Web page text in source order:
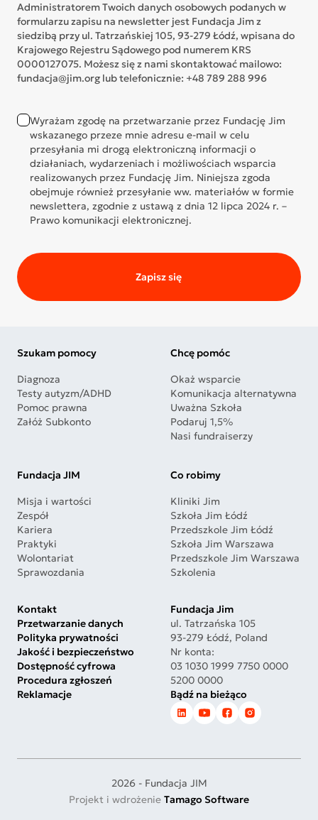
Administratorem Twoich danych osobowych podanych w
formularzu zapisu na newsletter jest Fundacja Jim z
siedzibą przy ul. Tatrzańskiej 105, 93-279 Łódź, wpisana do
Krajowego Rejestru Sądowego pod numerem KRS
0000127075. Możesz się z nami skontaktować mailowo:
fundacja@jim.org lub telefonicznie: +48 789 288 996
Wyrażam zgodę na przetwarzanie przez Fundację Jim
wskazanego przeze mnie adresu e-mail w celu
przesyłania mi drogą elektroniczną informacji o
działaniach, wydarzeniach i możliwościach wsparcia
realizowanych przez Fundację Jim. Niniejsza zgoda
obejmuje również przesyłanie ww. materiałów w formie
newslettera, zgodnie z ustawą z dnia 12 lipca 2024 r. –
Prawo komunikacji elektronicznej.
Zapisz się
Szukam pomocy
Diagnoza
Testy autyzm/ADHD
Pomoc prawna
Załóż Subkonto
Chcę pomóc
Okaż wsparcie
Komunikacja alternatywna
Uważna Szkoła
Podaruj 1,5%
Nasi fundraiserzy
Fundacja JIM
Misja i wartości
Zespół
Kariera
Praktyki
Wolontariat
Sprawozdania
Co robimy
Kliniki Jim
Szkoła Jim Łódź
Przedszkole Jim Łódź
Szkoła Jim Warszawa
Przedszkole Jim Warszawa
Szkolenia
Kontakt
Przetwarzanie danych
Polityka prywatności
Jakość i bezpieczeństwo
Dostępność cyfrowa
Procedura zgłoszeń
Reklamacje
Fundacja Jim
ul. Tatrzańska 105
93-279 Łódź, Poland
Nr konta:
03 1030 1999 7750 0000
5200 0000
Bądź na bieżąco
2026 - Fundacja JIM
Projekt i wdrożenie Tamago Software